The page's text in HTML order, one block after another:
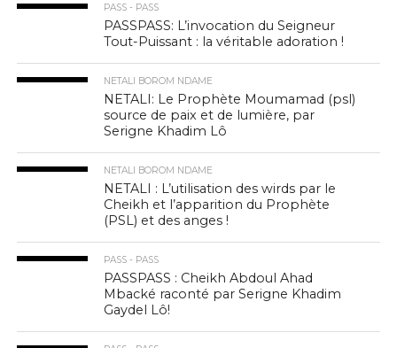
PASS - PASS
PASSPASS: L’invocation du Seigneur
Tout-Puissant : la véritable adoration !
NETALI BOROM NDAME
NETALI: Le Prophète Moumamad (psl)
source de paix et de lumière, par
Serigne Khadim Lô
NETALI BOROM NDAME
NETALI : L’utilisation des wirds par le
Cheikh et l’apparition du Prophète
(PSL) et des anges !
PASS - PASS
PASSPASS : Cheikh Abdoul Ahad
Mbacké raconté par Serigne Khadim
Gaydel Lô!